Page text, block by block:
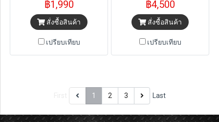
฿1,990
สั่งซื้อสินค้า
เปรียบเทียบ
฿4,500
สั่งซื้อสินค้า
เปรียบเทียบ
1 2 3 Last